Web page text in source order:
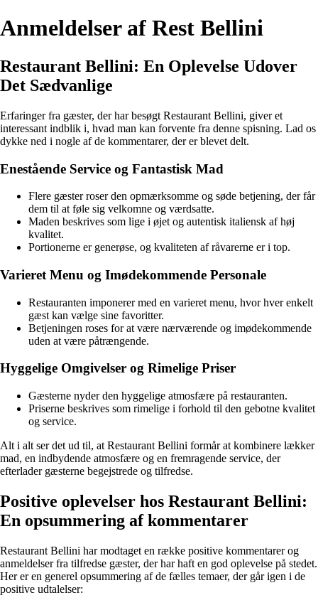
Anmeldelser af Rest Bellini
Restaurant Bellini: En Oplevelse Udover
Det Sædvanlige
Erfaringer fra gæster, der har besøgt Restaurant Bellini, giver et
interessant indblik i, hvad man kan forvente fra denne spisning. Lad os
dykke ned i nogle af de kommentarer, der er blevet delt.
Enestående Service og Fantastisk Mad
Flere gæster roser den opmærksomme og søde betjening, der får
dem til at føle sig velkomne og værdsatte.
Maden beskrives som lige i øjet og autentisk italiensk af høj
kvalitet.
Portionerne er generøse, og kvaliteten af råvarerne er i top.
Varieret Menu og Imødekommende Personale
Restauranten imponerer med en varieret menu, hvor hver enkelt
gæst kan vælge sine favoritter.
Betjeningen roses for at være nærværende og imødekommende
uden at være påtrængende.
Hyggelige Omgivelser og Rimelige Priser
Gæsterne nyder den hyggelige atmosfære på restauranten.
Priserne beskrives som rimelige i forhold til den gebotne kvalitet
og service.
Alt i alt ser det ud til, at Restaurant Bellini formår at kombinere lækker
mad, en indbydende atmosfære og en fremragende service, der
efterlader gæsterne begejstrede og tilfredse.
Positive oplevelser hos Restaurant Bellini:
En opsummering af kommentarer
Restaurant Bellini har modtaget en række positive kommentarer og
anmeldelser fra tilfredse gæster, der har haft en god oplevelse på stedet.
Her er en generel opsummering af de fælles temaer, der går igen i de
positive udtalelser: